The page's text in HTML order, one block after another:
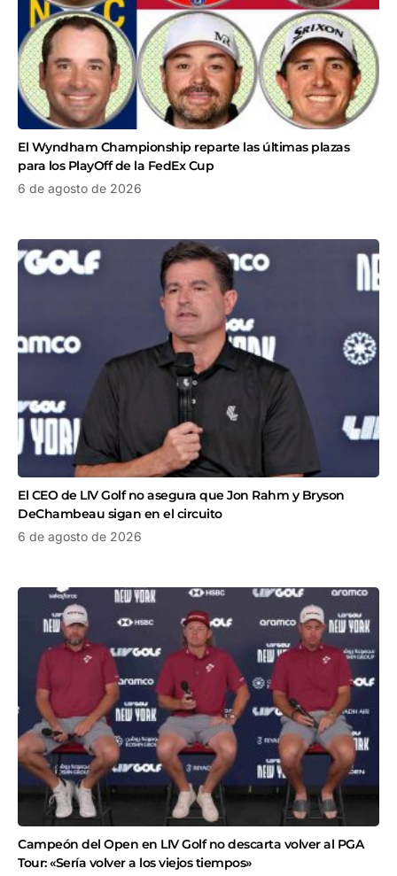
El Wyndham Championship reparte las últimas plazas
para los PlayOff de la FedEx Cup
6 de agosto de 2026
El CEO de LIV Golf no asegura que Jon Rahm y Bryson
DeChambeau sigan en el circuito
6 de agosto de 2026
Campeón del Open en LIV Golf no descarta volver al PGA
Tour: «Sería volver a los viejos tiempos»